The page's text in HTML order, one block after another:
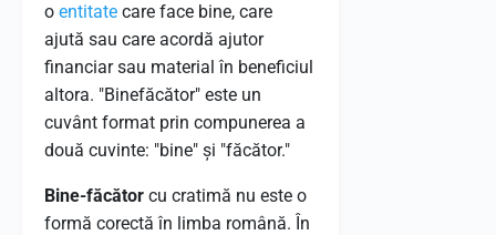
o entitate care face bine, care
ajută sau care acordă ajutor
financiar sau material în beneficiul
altora. "Binefăcător" este un
cuvânt format prin compunerea a
două cuvinte: "bine" și "făcător."
Bine-făcător cu cratimă nu este o
formă corectă în limba română. În